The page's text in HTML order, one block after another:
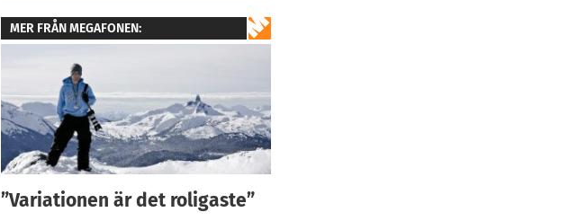
MER FRÅN MEGAFONEN:
”Variationen är det roligaste”